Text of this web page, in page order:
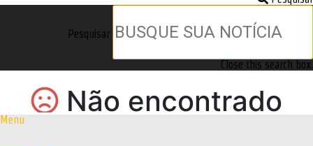
Pesquisar
Close this search box.
Menu